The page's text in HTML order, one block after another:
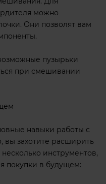
можно
Они позволят вам
пузырьки
при смешивании
навыки работы с
вы захотите расширить
инструментов,
покупки в будущем: